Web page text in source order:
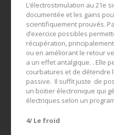
L’électrostimulation au 21e
documentée et les gains
scientifiquement prouvés.
d’exercice possibles
récupération,
ou en améliorant le retour
a un effet antalgique. . Elle
courbatures et de détendre
passive. Il suffit juste de
un boitier électronique qui
électriques selon un
4/ Le froid